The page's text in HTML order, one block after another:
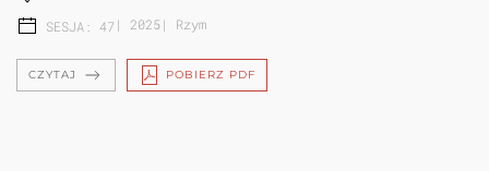
SESJA: 47 | 2025| Rzym
CZYTAJ POBIERZ PDF